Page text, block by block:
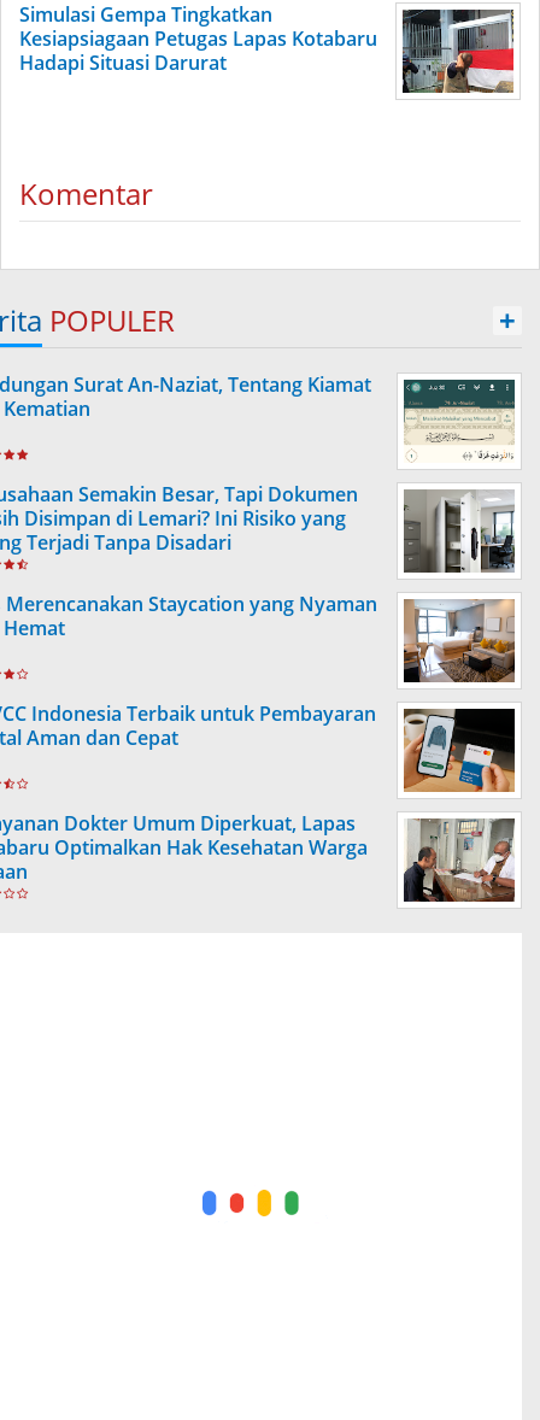
Simulasi Gempa Tingkatkan
Kesiapsiagaan Petugas Lapas Kotabaru
Hadapi Situasi Darurat
Komentar
POPULER +
Surat An-Naziat, Tentang Kiamat
Semakin Besar, Tapi Dokumen
Disimpan di Lemari? Ini Risiko yang
Terjadi Tanpa Disadari
Merencanakan Staycation yang Nyaman
Indonesia Terbaik untuk Pembayaran
Aman dan Cepat
Dokter Umum Diperkuat, Lapas
Optimalkan Hak Kesehatan Warga